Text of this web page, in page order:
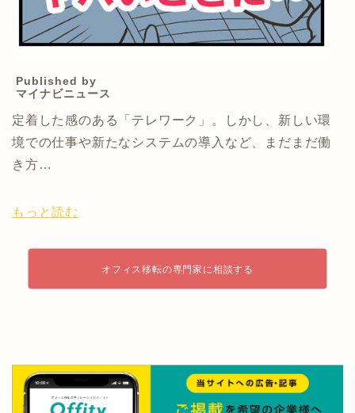
Published by
マイナビニュース
定着した感のある「テレワーク」。しかし、新しい環
境での仕事や新たなシステムの導入など、まだまだ働
き方…
もっと読む
オフィス移転の専門家に相談する